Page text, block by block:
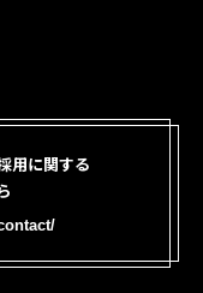
用に関する